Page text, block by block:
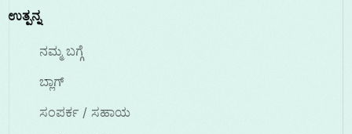
ಉತ್ಪನ್ನ
ನಮ್ಮ ಬಗ್ಗೆ
ಬ್ಲಾಗ್
ಸಂಪರ್ಕ / ಸಹಾಯ